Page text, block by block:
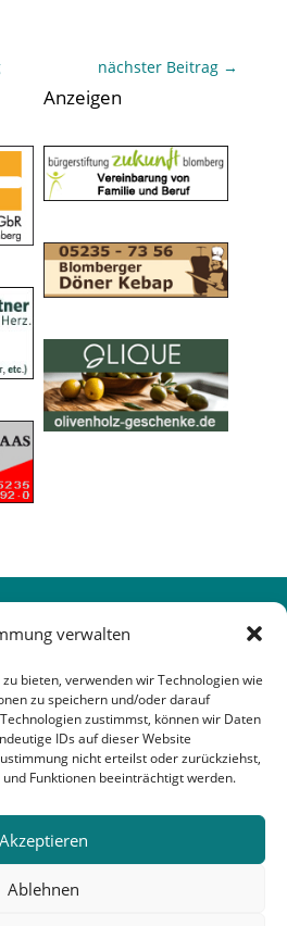
verwalten
bieten, verwenden wir Technologien wie
zu speichern und/oder darauf
zustimmst, können wir Daten
IDs auf dieser Website
nicht erteilst oder zurückziehst,
Funktionen beeinträchtigt werden.
Akzeptieren
Ablehnen
nächster Beitrag →
Anzeigen